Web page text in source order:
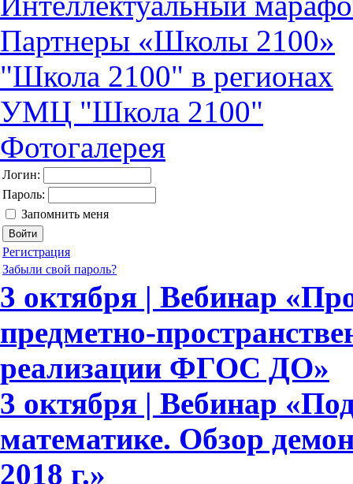
Партнеры «Школы 2100»
"Школа 2100" в регионах
УМЦ "Школа 2100"
Фотогалерея
Логин:
Пароль:
Запомнить меня
Регистрация
Забыли свой пароль?
3 октября | Вебинар
предметно-
реализации ФГОС ДО»
3 октября | Вебинар
математике. Обзор
2018 г.»